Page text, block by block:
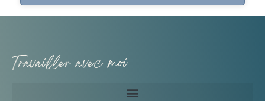
Travailler avec moi